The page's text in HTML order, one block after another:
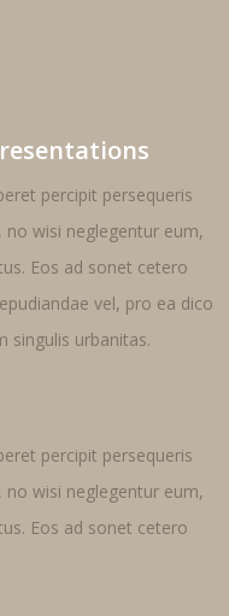
percipit persequeris
wisi neglegentur eum,
Eos ad sonet cetero
vel, pro ea dico
singulis urbanitas.
percipit persequeris
wisi neglegentur eum,
Eos ad sonet cetero